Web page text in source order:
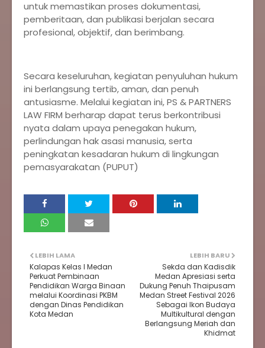
untuk memastikan proses dokumentasi,
pemberitaan, dan publikasi berjalan secara
profesional, objektif, dan berimbang.
Secara keseluruhan, kegiatan penyuluhan hukum
ini berlangsung tertib, aman, dan penuh
antusiasme. Melalui kegiatan ini, PS & PARTNERS
LAW FIRM berharap dapat terus berkontribusi
nyata dalam upaya penegakan hukum,
perlindungan hak asasi manusia, serta
peningkatan kesadaran hukum di lingkungan
pemasyarakatan (PUPUT)
LEBIH BARU
Sekda dan Kadisdik
Medan Apresiasi serta
Dukung Penuh Thaipusam
Medan Street Festival 2026
Sebagai Ikon Budaya
Multikultural dengan
Berlangsung Meriah dan
Khidmat
LEBIH LAMA
Kalapas Kelas I Medan
Perkuat Pembinaan
Pendidikan Warga Binaan
melalui Koordinasi PKBM
dengan Dinas Pendidikan
Kota Medan